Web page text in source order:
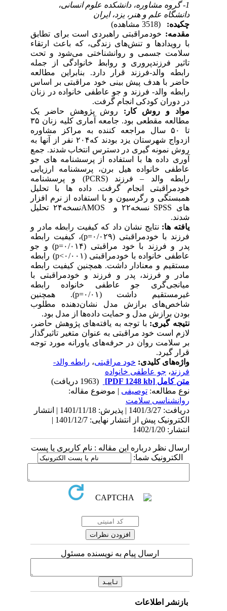
1- گروه مشاوره، دانشکده علوم انسانی،
دانشگاه علم و هنر، یزد، ایران
چکیده:
مقدمه:خودمراقبتی راهبردی است برای تطابق
با رویدادها و تنش‌های زندگی، که باعث ارتقاء
سلامت جسمی و روانشناختی می‌شود و تحت
تاثیر فرزندپروری و روابط خانوادگی از جمله
رابطه والد-فرزند قرار دارد. بنابراین مطالعه
حاضر با هدف پیش بینی خود مراقبتی بر اساس
رابطه والد- فرزند و جو عاطفی خانواده در زنان
در دوران کودکی انجام گرفت.
مواد و روش کار:روش پژوهش حاضر یک
مطالعه مقطعی بود. جامعه آماری کلیه زنان ۳۵
تا ۵۰ سال مراجعه کننده به مراکز مشاوره
ازدواج شهرستان یزد بودند که۲۰۴ نفر از آنها به
روش نمونه گیری در دسترس انتخاب شدند. جمع
آوری داده ها با استفاده از پرسشنامه های جو
عاطفی خانواده هیل برن، پرسشنامه ارزیابی
رابطه والد – فرزند (PCRS) و پرسشنامه
خودمراقبتی انجام گرفت. داده ها با تحلیل
همبستگی و رگرسیون و با استفاده از نرم افزار
های SPSS نسخه۲۲ و AMOSنسخه۲۴ تحلیل
شدند.
یافته ها:نتایج نشان داد که کیفیت رابطه مادر و
فرزند با خودمراقبتی (۰/۰۲۹=p)، کیفیت رابطه
پدر و فرزند با خود مراقبتی (۰/۰۱۴=p) و جو
عاطفی خانواده با خودمراقبتی (p<۰/۰۰۱) رابطه
مستقیم و معنادار داشت. همچنین کیفیت رابطه
مادر و فرزند، پدر و فرزند و خودمراقبتی با
میانجی‌گری جو عاطفی خانواده رابطه
غیرمستقیم داشت (۰/۰۱=p). همچنین
شاخص‌های برازش مدل نشان‌دهنده مطلوب
بودن برازش مدل و حمایت داده‌ها از مدل بود.
نتیجه گیری:با توجه به یافته‌های پژوهش حاضر،
لازم است خود مراقبتی به عنوان متغیر تاثیرگذار
بر سلامت روان در حرفه‌های یاورانه مورد توجه
قرار گیرد.
واژه‌های کلیدی:خود مراقبتی،رابطه والد-
فرزند ،جو عاطفی خانواده
متن کامل[PDF 1248 kb]
نوع مطالعه:توصیفی| موضوع مقاله:
روانشناسی سلامت
دریافت: 1401/3/27 | پذیرش: 1401/11/18 | انتشار
الکترونیک پیش از انتشار نهایی: 1401/12/7 |
انتشار: 1402/1/20
ارسال نظر درباره این مقاله : نام کاربری یا پست
الکترونیک شما:
ارسال پیام به نویسنده مسئول
بازنشر اطلاعات